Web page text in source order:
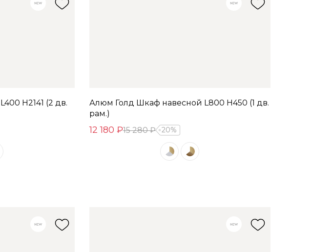
H2141 (2 дв.
Алюм Голд Шкаф навесной L800 Н450 (1 дв.
рам.)
12 180 ₽15 280 ₽ 20%